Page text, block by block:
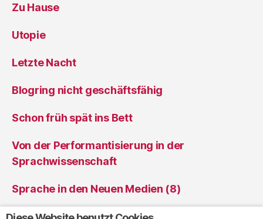
Zu Hause
Utopie
Letzte Nacht
Blogring nicht geschäftsfähig
Schon früh spät ins Bett
Von der Performantisierung in der
Sprachwissenschaft
Sprache in den Neuen Medien (8)
Sprache in den Neuen Medien (7)